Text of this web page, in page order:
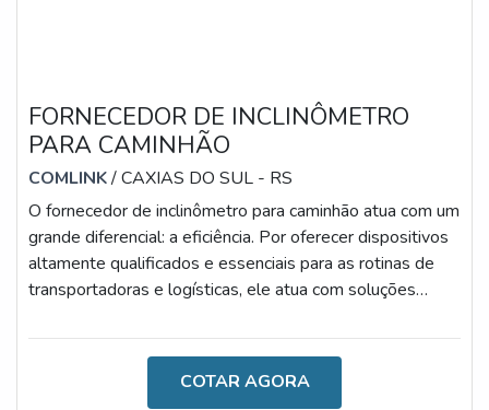
FORNECEDOR DE INCLINÔMETRO
PARA CAMINHÃO
COMLINK/ CAXIAS DO SUL - RS
O fornecedor de inclinômetro para caminhão atua com um
grande diferencial: a eficiência. Por oferecer dispositivos
altamente qualificados e essenciais para as rotinas de
transportadoras e logísticas, ele atua com soluções
desenvolvimento das atividades.AS PRINCIPAIS
que, com o grande número de acidentes causados por
COTAR AGORA